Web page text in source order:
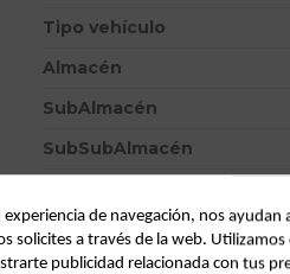
Tipo vehículo
Almacén
SubAlmacén
SubSubAlmacén
ID:
813486
Fecha disponible: 2022-05-25
de navegación, nos ayudan
solicites a través de la web.
publicidad relacionada con tus